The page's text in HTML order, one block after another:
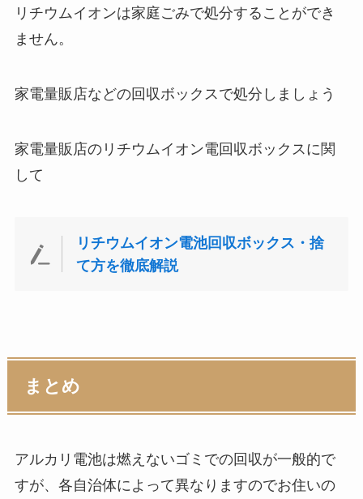
リチウムイオンは家庭ごみで処分することができ
ません。
家電量販店などの回収ボックスで処分しましょう
家電量販店のリチウムイオン電回収ボックスに関
して
リチウムイオン電池回収ボックス・捨
て方を徹底解説
まとめ
アルカリ電池は燃えないゴミでの回収が一般的で
すが、各自治体によって異なりますのでお住いの